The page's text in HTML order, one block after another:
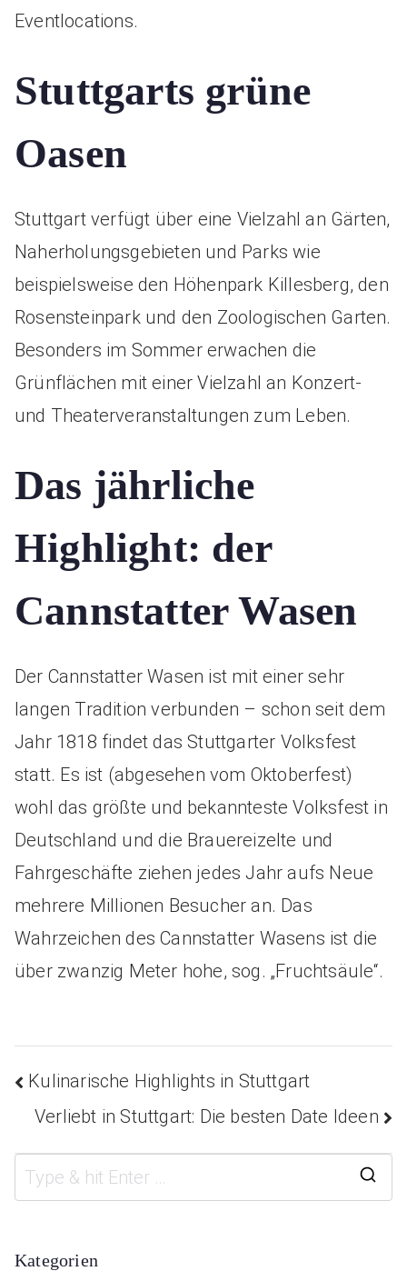
Eventlocations.
Stuttgarts grüne
Oasen
Stuttgart verfügt über eine Vielzahl an Gärten,
Naherholungsgebieten und Parks wie
beispielsweise den Höhenpark Killesberg, den
Rosensteinpark und den Zoologischen Garten.
Besonders im Sommer erwachen die
Grünflächen mit einer Vielzahl an Konzert-
und Theaterveranstaltungen zum Leben.
Das jährliche
Highlight: der
Cannstatter Wasen
Der Cannstatter Wasen ist mit einer sehr
langen Tradition verbunden – schon seit dem
Jahr 1818 findet das Stuttgarter Volksfest
statt. Es ist (abgesehen vom Oktoberfest)
wohl das größte und bekannteste Volksfest in
Deutschland und die Brauereizelte und
Fahrgeschäfte ziehen jedes Jahr aufs Neue
mehrere Millionen Besucher an. Das
Wahrzeichen des Cannstatter Wasens ist die
über zwanzig Meter hohe, sog. „Fruchtsäule“.
Beitragsnavigation
Kulinarische Highlights in Stuttgart
Verliebt in Stuttgart: Die besten Date Ideen
Kategorien